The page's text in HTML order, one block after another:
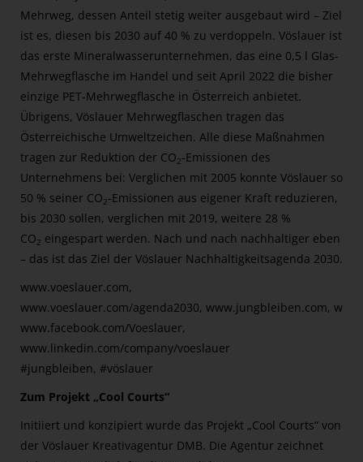
Mehrweg, dessen Anteil stetig weiter ausgebaut wird – Ziel
ist es, diesen bis 2030 auf 40 % zu verdoppeln. Vöslauer ist
das erste Mineralwasserunternehmen, das eine 0,5 l Glas-
Mehrwegflasche im Handel und seit April 2022 die bisher
einzige PET-Mehrwegflasche in Österreich anbietet.
Übrigens, Vöslauer Mehrwegflaschen tragen das
Österreichische Umweltzeichen. Alle diese Maßnahmen
tragen zur Reduktion der CO2-Emissionen des
Unternehmens bei: Verglichen mit 2005 konnte Vöslauer so
50 % seiner CO2-Emissionen aus eigener Kraft reduzieren,
bis 2030 sollen, verglichen mit 2019, weitere 28 %
CO2 eingespart werden. Nach und nach nachhaltiger eben
– das ist das Ziel der Vöslauer Nachhaltigkeitsagenda 2030.
www.voeslauer.com,
www.voeslauer.com/agenda2030, www.jungbleiben.com,
www.facebook.com/Voeslauer,
www.linkedin.com/company/voeslauer
#jungbleiben, #vöslauer
Zum Projekt „Cool Courts“
Initiiert und konzipiert wurde das Projekt „Cool Courts“ von
der Vöslauer Kreativagentur DMB. Die Agentur zeichnet